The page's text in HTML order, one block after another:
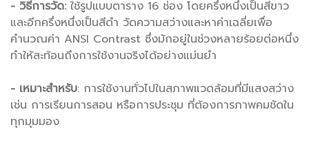
- วิธีการวัด:ใช้รูปแบบตาราง 16 ช่อง โดยครึ่งหนึ่งเป็นสีขาว
และอีกครึ่งหนึ่งเป็นสีดำ วัดความสว่างและหาค่าเฉลี่ยเพื่อ
คำนวณค่า ANSI Contrast ซึ่งมักอยู่ในช่วงหลายร้อยต่อหนึ่ง
ทำให้สะท้อนถึงการใช้งานจริงได้อย่างแม่นยำ
- เหมาะสำหรับ: การใช้งานทั่วไปในสภาพแวดล้อมที่มีแสงสว่าง
เช่น การเรียนการสอน หรือการประชุม ที่ต้องการภาพคมชัดใน
ทุกมุมมอง